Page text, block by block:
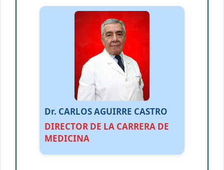
Dr. CARLOS AGUIRRE CASTRO
DIRECTOR DE LA CARRERA DE
MEDICINA